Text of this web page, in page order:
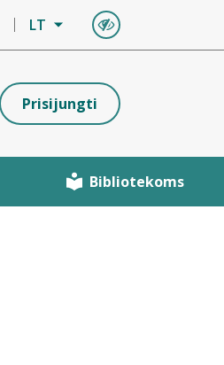
LT
Prisijungti
Bibliotekoms